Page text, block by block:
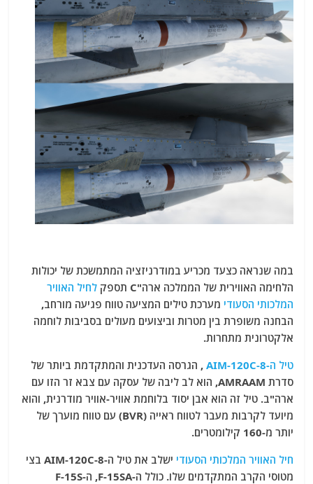
במה שנראה כצעד מכריע במודרניזציה המתמשכת של יכולות
הלחימה האווירית של הממלכה ארה"C תספק
לחיל האוויר
המלכותי הסעודי מערכת טילים המציעה טווח פגיעה מורחב,
הבחנה משופרת בין מטרות וביצועים מעולים בסביבות לוחמה
אלקטרונית מתחרות.
טיל ה-AIM-120C-8
, הגרסה העדכנית והמתקדמת ביותר של
סדרת AMRAAM, הוא לב ליבה של עסקה עם צבא זר הזו עם
ארה"ב. טיל זה הוא אבן יסוד בלוחמת אוויר-אוויר מודרנית, והוא
מיועד לקרבות מעבר לטווח ראייה (BVR) עם טווח מוערך של
יותר מ-160 קילומטרים.
חיל האוויר המלכותי הסעודי
ישלב את טיל ה-AIM-120C-8 בצי
מטוסי הקרב המתקדמים שלו. כולל ה-F-15SA, ה-F-15S